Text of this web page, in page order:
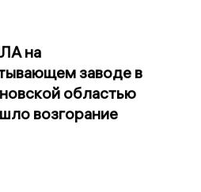
на
заводе в
областью
возгорание